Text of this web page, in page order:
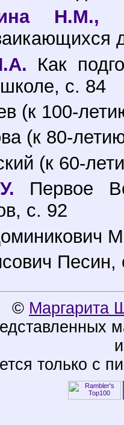
Н.М.,
Как
с. 84
(к 100-
(к 80-
(к 60-
Первое
с. 92
Песин,
© Маргарита
только с